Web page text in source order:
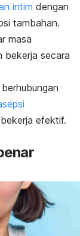
intim dengan
tambahan.
masa
bekerja secara
efektif.